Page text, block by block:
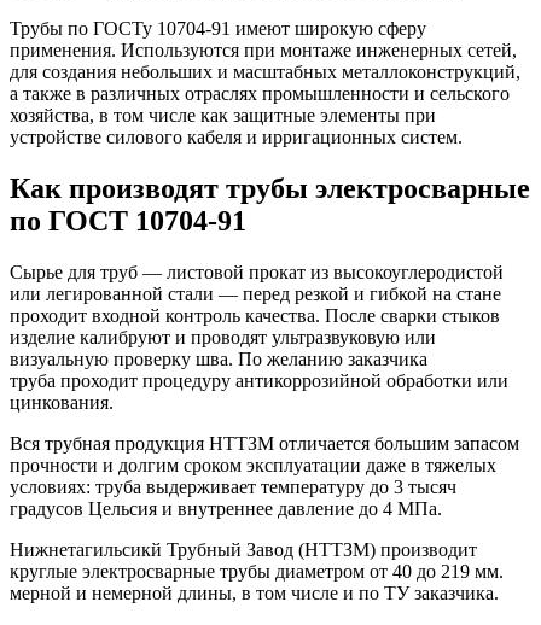
Трубы по ГОСТу 10704-91 имеют широкую сферу
применения. Используются при монтаже инженерных сетей,
для создания небольших и масштабных металлоконструкций,
а также в различных отраслях промышленности и сельского
хозяйства, в том числе как защитные элементы при
устройстве силового кабеля и ирригационных систем.
Как производят трубы электросварные
по ГОСТ 10704-91
Сырье для труб — листовой прокат из высокоуглеродистой
или легированной стали — перед резкой и гибкой на стане
проходит входной контроль качества. После сварки стыков
изделие калибруют и проводят ультразвуковую или
визуальную проверку шва. По желанию заказчика
труба проходит процедуру антикоррозийной обработки или
цинкования.
Вся трубная продукция НТТЗМ отличается большим запасом
прочности и долгим сроком эксплуатации даже в тяжелых
условиях: труба выдерживает температуру до 3 тысяч
градусов Цельсия и внутреннее давление до 4 МПа.
Нижнетагильсикй Трубный Завод (НТТЗМ) производит
круглые электросварные трубы диаметром от 40 до 219 мм.
мерной и немерной длины, в том числе и по ТУ заказчика.